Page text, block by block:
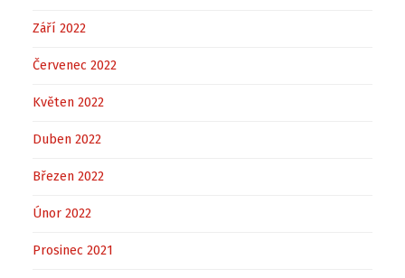
Září 2022
Červenec 2022
Květen 2022
Duben 2022
Březen 2022
Únor 2022
Prosinec 2021